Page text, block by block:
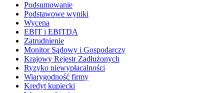
Podsumowanie
Podstawowe wyniki
Wycena
EBIT i EBITDA
Zatrudnienie
Monitor Sądowy i Gospodarczy
Krajowy Rejestr Zadłużonych
Ryzyko niewypłacalności
Wiarygodność firmy
Kredyt kupiecki